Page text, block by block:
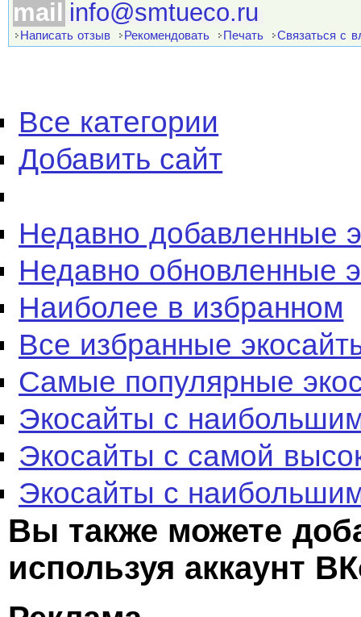
mail info@smtueco.ru
Написать отзыв Рекомендовать Печать Связаться с
Все категории
Добавить сайт
Недавно добавленные
Недавно обновленные
Наиболее в избранном
Все избранные
Самые популярные
Экосайты с
Экосайты с самой
Экосайты с
Вы также можете
используя аккаунт